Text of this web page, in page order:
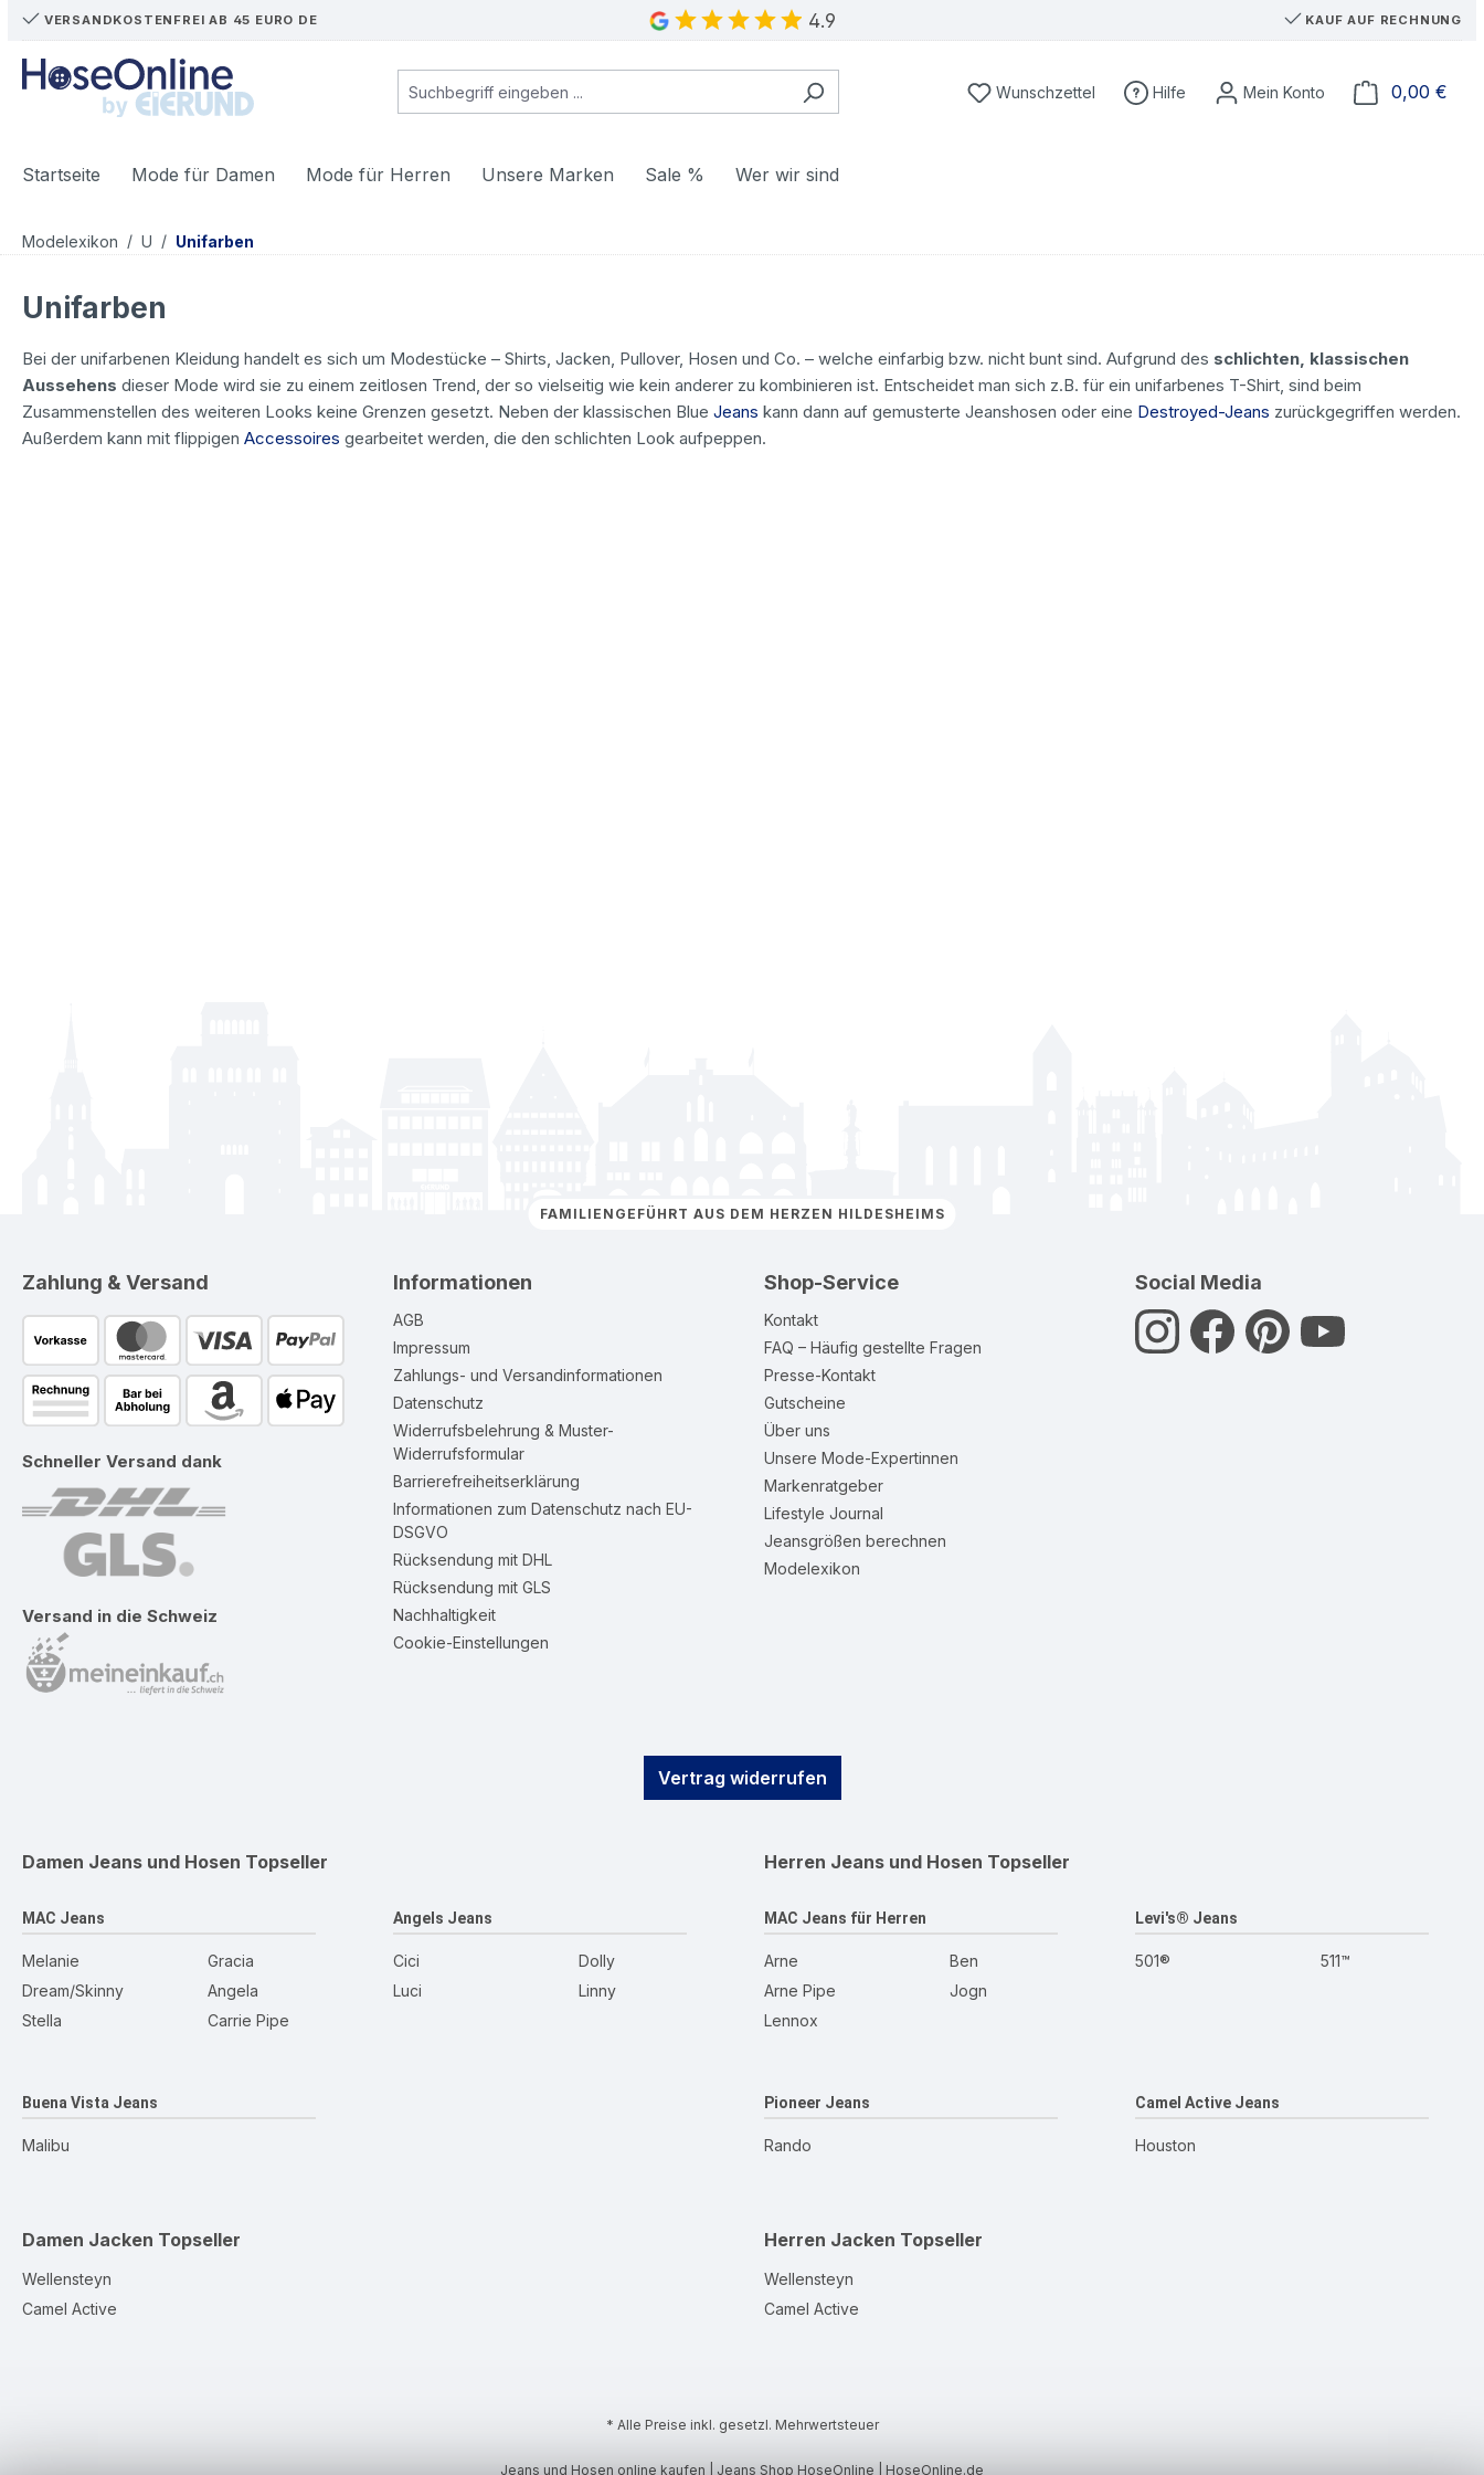
Hauptinhalt springen
Zur Suche springen
Zur Hauptnavigation springen
VERSANDKOSTENFREI AB 45 EURO DE 4.9 KAUF AUF RECHNUNG
Du hast 0 Produkte auf dem Merkzettel
Wunschzettel Hilfe 0,00 €
Startseite Mode für Damen Mode für Herren Unsere Marken Sale % Wer wir sind
Modelexikon / U / Unifarben
Unifarben
Bei der unifarbenen Kleidung handelt es sich um Modestücke – Shirts, Jacken, Pullover, Hosen und Co. – welche einfarbig bzw. nicht bunt sind. Aufgrund des schlichten, klassischen
Aussehens dieser Mode wird sie zu einem zeitlosen Trend, der so vielseitig wie kein anderer zu kombinieren ist. Entscheidet man sich z.B. für ein unifarbenes T-Shirt, sind beim
Zusammenstellen des weiteren Looks keine Grenzen gesetzt. Neben der klassischen Blue Jeans kann dann auf gemusterte Jeanshosen oder eine Destroyed-Jeans zurückgegriffen werden.
Außerdem kann mit flippigen Accessoires gearbeitet werden, die den schlichten Look aufpeppen.
FAMILIENGEFÜHRT AUS DEM HERZEN HILDESHEIMS
Zahlung & Versand
Schneller Versand dank
Versand in die Schweiz
Informationen
AGB
Impressum
Zahlungs- und Versandinformationen
Datenschutz
Widerrufsbelehrung & Muster-
Widerrufsformular
Barrierefreiheitserklärung
Informationen zum Datenschutz nach EU-
DSGVO
Rücksendung mit DHL
Rücksendung mit GLS
Nachhaltigkeit
Cookie-Einstellungen
Shop-Service
Kontakt
FAQ – Häufig gestellte Fragen
Presse-Kontakt
Gutscheine
Über uns
Unsere Mode-Expertinnen
Markenratgeber
Lifestyle Journal
Jeansgrößen berechnen
Modelexikon
Social Media
Vertrag widerrufen
Damen Jeans und Hosen Topseller
MAC Jeans
Melanie
Dream/Skinny
Stella
Gracia
Angela
Carrie Pipe
Angels Jeans
Cici
Luci
Dolly
Linny
Buena Vista Jeans
Malibu
Damen Jacken Topseller
Wellensteyn
Camel Active
Herren Jeans und Hosen Topseller
MAC Jeans für Herren
Arne
Arne Pipe
Lennox
Ben
Jogn
Levi's® Jeans
501® 511™
Pioneer Jeans
Rando
Camel Active Jeans
Houston
Herren Jacken Topseller
Wellensteyn
Camel Active
* Alle Preise inkl. gesetzl. Mehrwertsteuer
Jeans und Hosen online kaufen | Jeans Shop HoseOnline | HoseOnline.de